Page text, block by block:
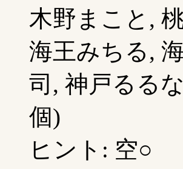
木野まこと,
海王みちる,
司, 神戸るる
個)
ヒント: 空○